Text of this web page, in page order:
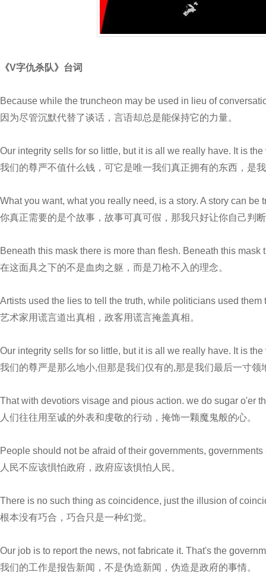
《V字仇杀队》台词
Because while the truncheon may be used in lieu of
因为尽管沉默代替了谈话，言语却总是能保持它的力量。
Our integrity sells for so little, but it is all we really have. It is
我们的尊严不值什么钱，可它是唯一我们真正拥有的东西，是
What you want, what you really need, is a story. A story can
你真正需要的是个故事，故事可真可假，那我只好让你自己判
Beneath this mask there is more than flesh. Beneath this
在这面具之下的不是血肉之躯，而是刀枪不入的理念。
Artists used the lies to tell the truth, while politicians used them
艺术家用谎言道出真相，政客用谎言掩盖真相。
Our integrity sells for so little, but it is all we really have. It is
我们的尊严是那么地小,但那是我们仅有的,那是我们最后一寸
That with devotiors visage and pious action. we do sugar o'er
人们往往用至诚的外表和虔敬的行动，掩饰一颗魔鬼般的心。
People should not be afraid of their governments,
人民不应该惧怕政府，政府应该惧怕人民。
There is no such thing as coincidence, just the illusion of
根本没有巧合，巧合只是一种幻觉。
Our job is to report the news, not fabricate it. That's the
我们的工作是报告新闻，不是伪造新闻，伪造是政府的事情。